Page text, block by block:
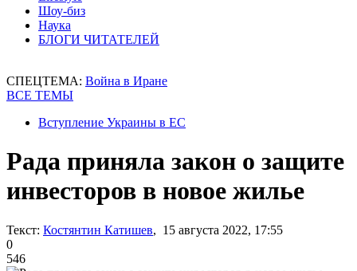
Шоу-биз
Наука
БЛОГИ ЧИТАТЕЛЕЙ
СПЕЦТЕМА: Война в Иране
ВСЕ ТЕМЫ
Вступление Украины в ЕС
Рада приняла закон о защите
инвесторов в новое жилье
Текст: Костянтин Катишев, 15 августа 2022, 17:55
0
546